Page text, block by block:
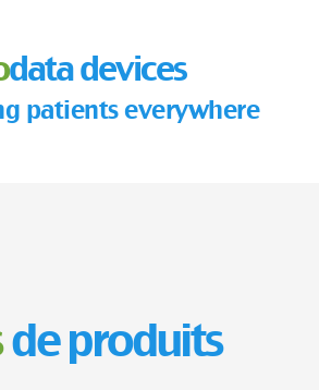
data devices
patients everywhere
de produits